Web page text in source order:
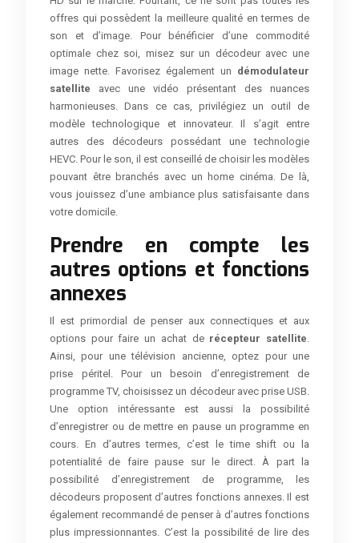
offres qui possèdent la meilleure qualité en termes de
son et d’image. Pour bénéficier d’une commodité
optimale chez soi, misez sur un décodeur avec une
image nette. Favorisez également un démodulateur
satellite avec une vidéo présentant des nuances
harmonieuses. Dans ce cas, privilégiez un outil de
modèle technologique et innovateur. Il s’agit entre
autres des décodeurs possédant une technologie
HEVC. Pour le son, il est conseillé de choisir les modèles
pouvant être branchés avec un home cinéma. De là,
vous jouissez d’une ambiance plus satisfaisante dans
votre domicile.
Prendre en compte les
autres options et fonctions
annexes
Il est primordial de penser aux connectiques et aux
options pour faire un achat de récepteur satellite.
Ainsi, pour une télévision ancienne, optez pour une
prise péritel. Pour un besoin d’enregistrement de
programme TV, choisissez un décodeur avec prise USB.
Une option intéressante est aussi la possibilité
d’enregistrer ou de mettre en pause un programme en
cours. En d’autres termes, c’est le time shift ou la
potentialité de faire pause sur le direct. À part la
possibilité d’enregistrement de programme, les
décodeurs proposent d’autres fonctions annexes. Il est
également recommandé de penser à d’autres fonctions
plus impressionnantes. C’est la possibilité de lire des